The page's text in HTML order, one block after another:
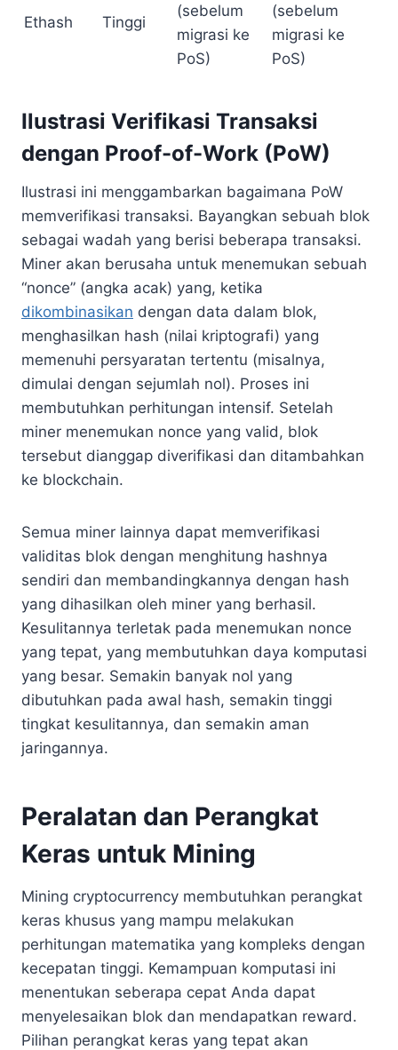
Ethash Tinggi
(sebelum
migrasi ke
PoS)
(sebelum
migrasi ke
PoS)
Ilustrasi Verifikasi Transaksi
dengan Proof-of-Work (PoW)
Ilustrasi ini menggambarkan bagaimana PoW
memverifikasi transaksi. Bayangkan sebuah blok
sebagai wadah yang berisi beberapa transaksi.
Miner akan berusaha untuk menemukan sebuah
“nonce” (angka acak) yang, ketika
dikombinasikan dengan data dalam blok,
menghasilkan hash (nilai kriptografi) yang
memenuhi persyaratan tertentu (misalnya,
dimulai dengan sejumlah nol). Proses ini
membutuhkan perhitungan intensif. Setelah
miner menemukan nonce yang valid, blok
tersebut dianggap diverifikasi dan ditambahkan
ke blockchain.
Semua miner lainnya dapat memverifikasi
validitas blok dengan menghitung hashnya
sendiri dan membandingkannya dengan hash
yang dihasilkan oleh miner yang berhasil.
Kesulitannya terletak pada menemukan nonce
yang tepat, yang membutuhkan daya komputasi
yang besar. Semakin banyak nol yang
dibutuhkan pada awal hash, semakin tinggi
tingkat kesulitannya, dan semakin aman
jaringannya.
Peralatan dan Perangkat
Keras untuk Mining
Mining cryptocurrency membutuhkan perangkat
keras khusus yang mampu melakukan
perhitungan matematika yang kompleks dengan
kecepatan tinggi. Kemampuan komputasi ini
menentukan seberapa cepat Anda dapat
menyelesaikan blok dan mendapatkan reward.
Pilihan perangkat keras yang tepat akan